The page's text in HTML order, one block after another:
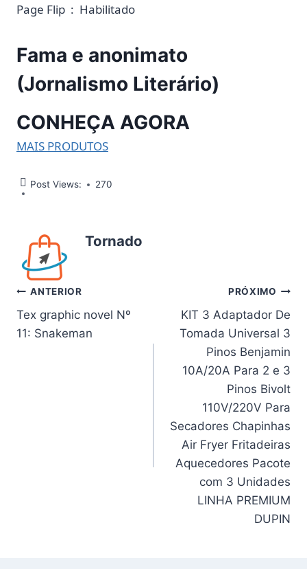
Page Flip ‏ : ‎ Habilitado
Fama e anonimato
(Jornalismo Literário)
CONHEÇA AGORA
MAIS PRODUTOS
Post Views: 270
Tornado
Navegação
de
ANTERIOR
Tex graphic novel Nº
11: Snakeman
PRÓXIMO
KIT 3 Adaptador De
Tomada Universal 3
Pinos Benjamin
10A/20A Para 2 e 3
Pinos Bivolt
110V/220V Para
Secadores Chapinhas
Air Fryer Fritadeiras
Aquecedores Pacote
com 3 Unidades
LINHA PREMIUM
DUPIN